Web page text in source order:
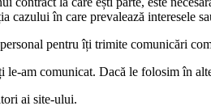
cazului în care prevalează interesele
pentru îți trimite comunicări
le-am comunicat. Dacă le folosim în
ai site-ului.